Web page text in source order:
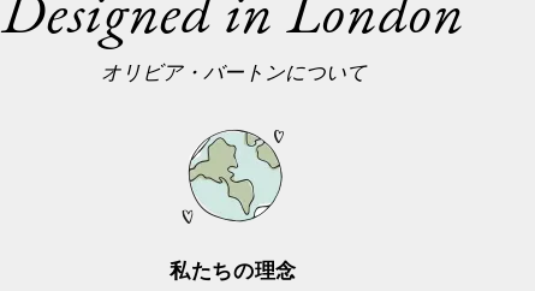
オリビア・バートンについて
私たちの理念